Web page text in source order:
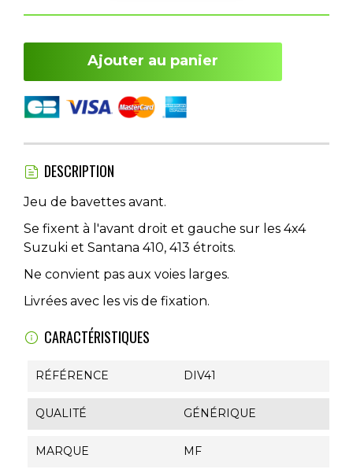
Ajouter au panier
DESCRIPTION
Jeu de bavettes avant.
Se fixent à l'avant droit et gauche sur les 4x4
Suzuki et Santana 410, 413 étroits.
Ne convient pas aux voies larges.
Livrées avec les vis de fixation.
CARACTÉRISTIQUES
RÉFÉRENCE DIV41
QUALITÉ GÉNÉRIQUE
MARQUE MF